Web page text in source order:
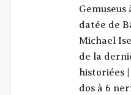
datée de
Michael
de la
historiées
dos à 6